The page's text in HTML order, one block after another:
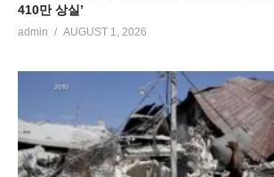
410만 상실’
admin AUGUST 1, 2026